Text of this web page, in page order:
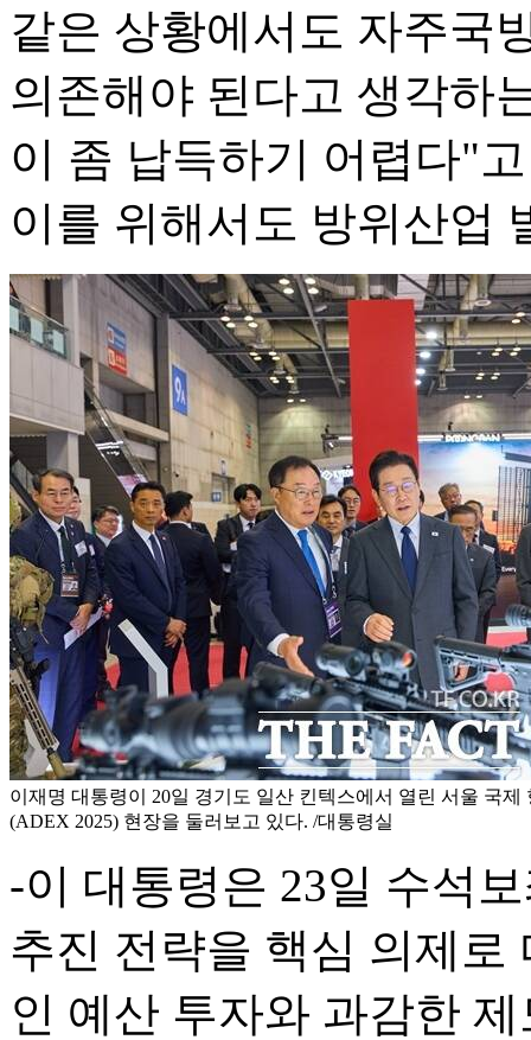
같은 상황에서도 자주국
의존해야 된다고 생각하
이 좀 납득하기 어렵다"
이를 위해서도 방위산업
이재명 대통령이 20일 경기도 일산 킨텍스에서 열린 서울 국
(ADEX 2025) 현장을 둘러보고 있다. /대통령실
-이 대통령은 23일 수석
추진 전략을 핵심 의제
인 예산 투자와 과감한